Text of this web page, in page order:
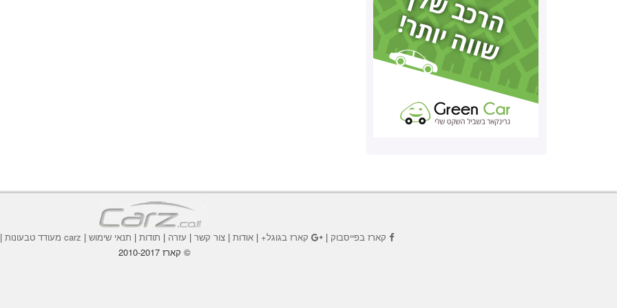
קארז בפייסבוק | קארז בגוגל+ | אודות | צור קשר | עזרה | תודות | תנאי שימוש | carz מעודד טבעונות |
© קארז 2010-2017